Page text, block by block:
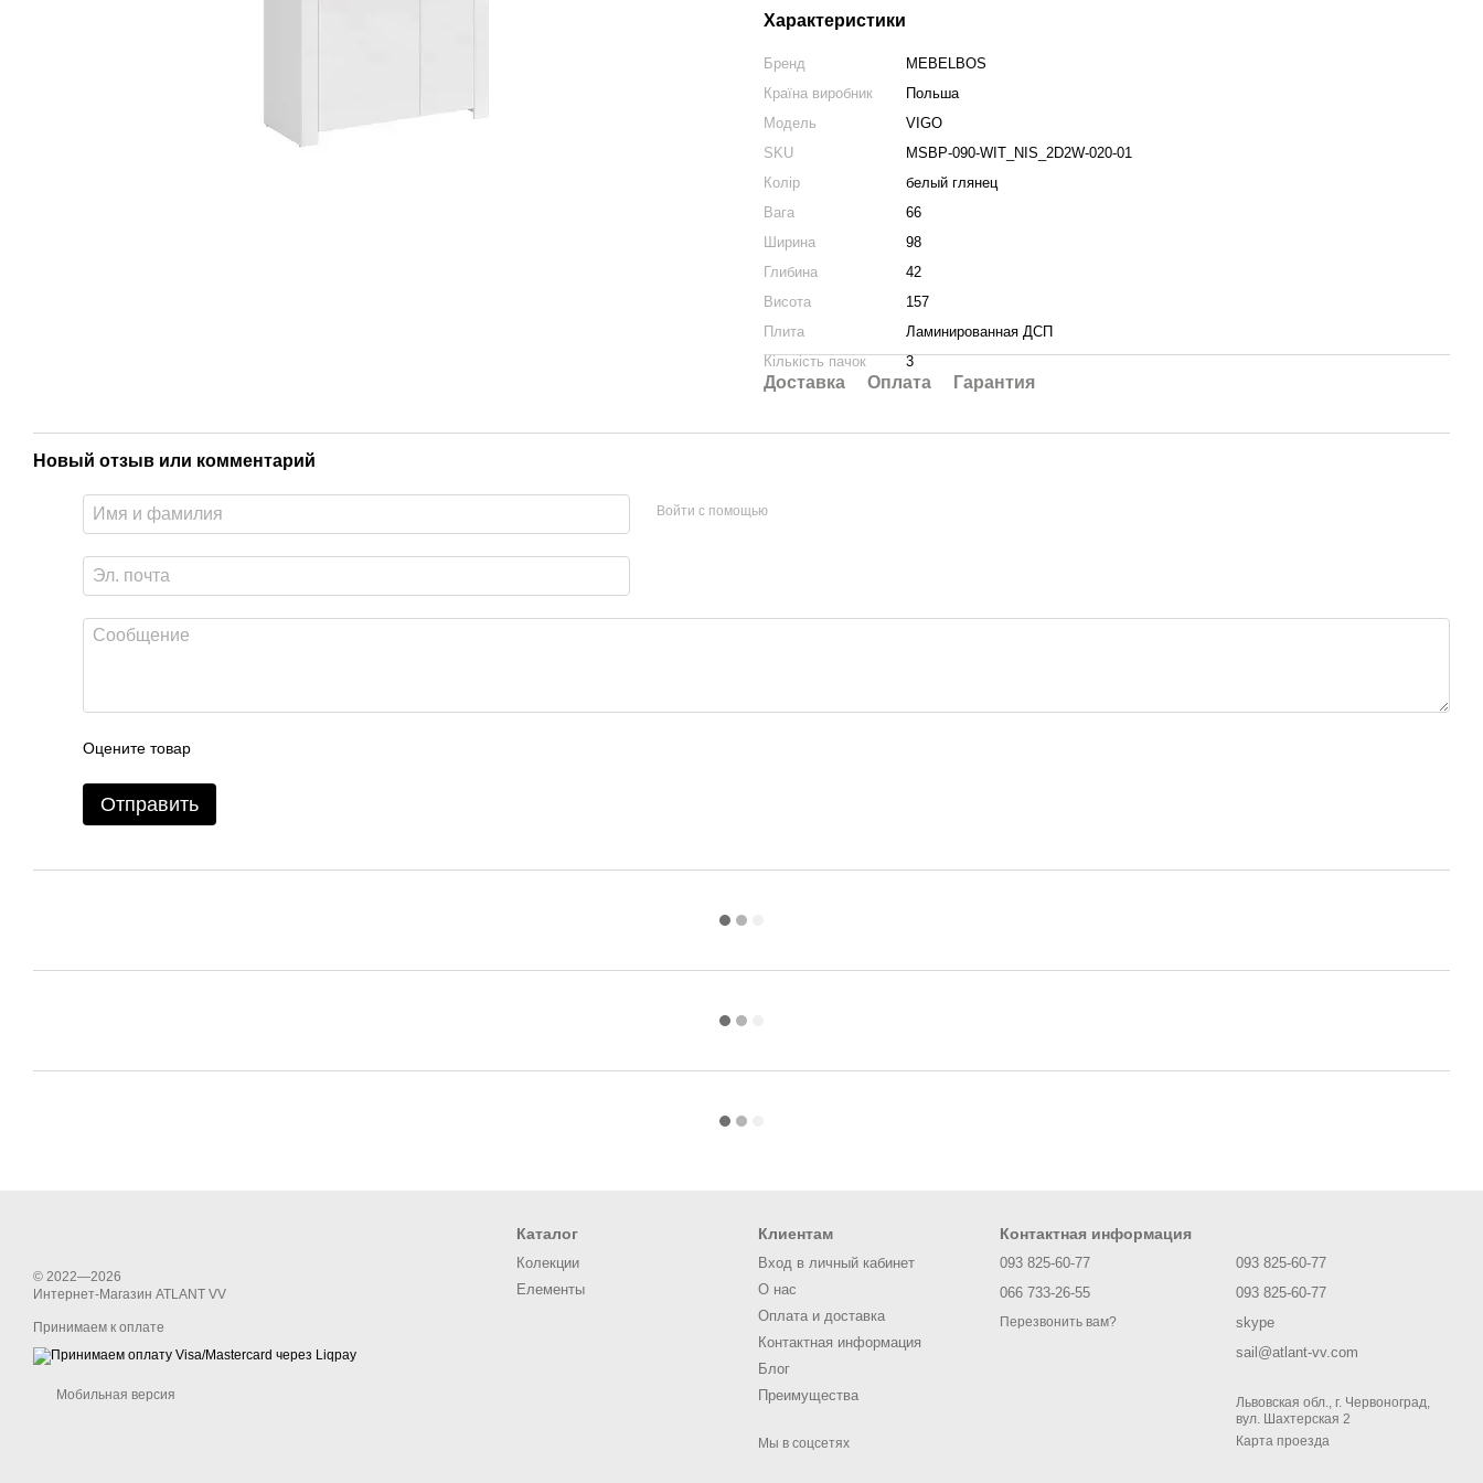
Характеристики
Бренд
MEBELBOS
Країна виробник
Польша
Модель
VIGO
SKU
MSBP-090-WIT_NIS_2D2W-020-01
Колір
белый глянец
Вага
66
Ширина
98
Глибина
42
Висота
157
Плита
Ламинированная ДСП
Кількість пачок
3
Доставка Оплата Гарантия
Новый отзыв или комментарий
Войти с помощью
Оцените товар
Отправить
© 2022—2026
Интернет-Магазин ATLANT VV
Принимаем к оплате
Мобильная версия
Каталог
Колекции
Елементы
Клиентам
Вход в личный кабинет
О нас
Оплата и доставка
Контактная информация
Блог
Преимущества
Мы в соцсетях
Контактная информация
093 825-60-77
066 733-26-55
Перезвонить вам?
093 825-60-77
093 825-60-77
skype
sail@atlant-vv.com
Львовская обл., г. Червоноград,
вул. Шахтерская 2
Карта проезда